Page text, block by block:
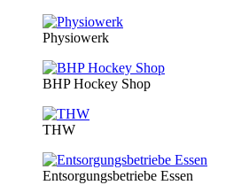
Physiowerk
BHP Hockey Shop
THW
Entsorgungsbetriebe Essen